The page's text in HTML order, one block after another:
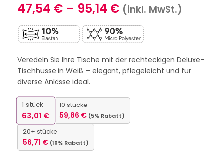
47,54 € – 95,14 € (inkl. MwSt.)
Veredeln Sie Ihre Tische mit der rechteckigen Deluxe-
Tischhusse in Weiß – elegant, pflegeleicht und für
diverse Anlässe ideal.
1 stück
63,01 €
10 stücke
59,86 € (5% Rabatt)
20+ stücke
56,71 € (10% Rabatt)